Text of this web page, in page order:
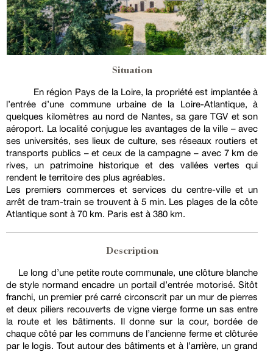
Situation
En région Pays de la Loire, la propriété est implantée à
l’entrée d’une commune urbaine de la Loire-Atlantique, à
quelques kilomètres au nord de Nantes, sa gare TGV et son
aéroport. La localité conjugue les avantages de la ville – avec
ses universités, ses lieux de culture, ses réseaux routiers et
transports publics – et ceux de la campagne – avec 7 km de
rives, un patrimoine historique et des vallées vertes qui
rendent le territoire des plus agréables.
Les premiers commerces et services du centre-ville et un
arrêt de tram-train se trouvent à 5 min. Les plages de la côte
Atlantique sont à 70 km. Paris est à 380 km.
Description
Le long d’une petite route communale, une clôture blanche
de style normand encadre un portail d’entrée motorisé. Sitôt
franchi, un premier pré carré circonscrit par un mur de pierres
et deux piliers recouverts de vigne vierge forme un sas entre
la route et les bâtiments. Il donne sur la cour, bordée de
chaque côté par les communs de l’ancienne ferme et clôturée
par le logis. Tout autour des bâtiments et à l’arrière, un grand